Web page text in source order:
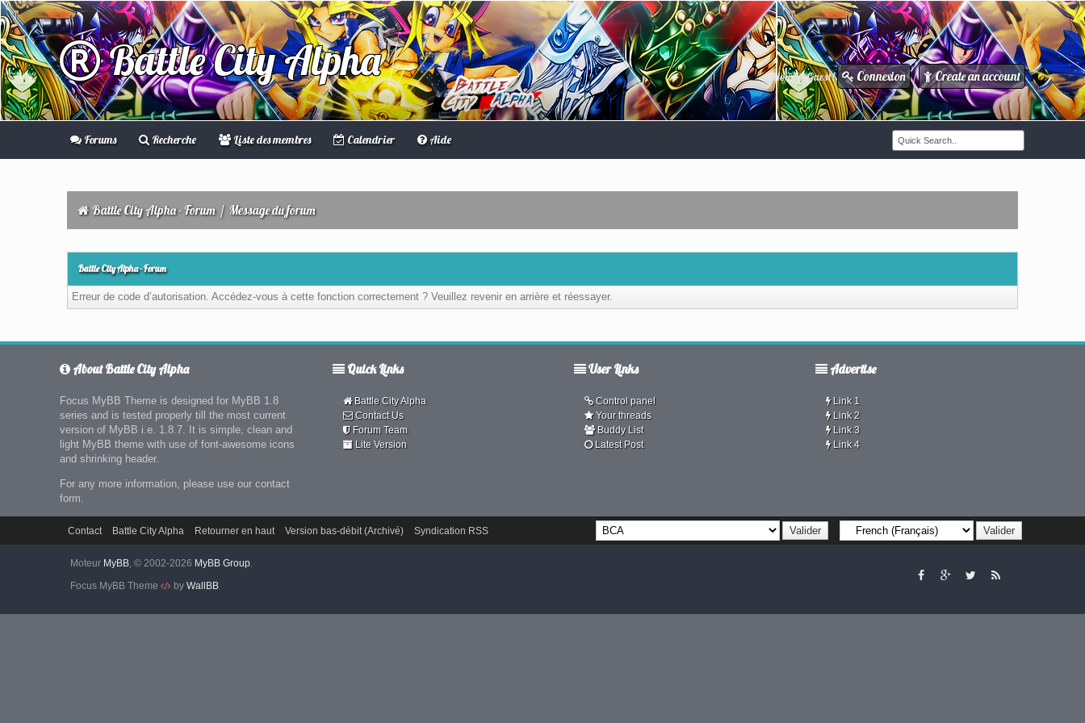
Battle City Alpha Howdy Guest! Connexion / Create an account
Forums Recherche Liste des membres Calendrier Aide
Battle City Alpha - Forum / Message du forum
Battle City Alpha - Forum
Erreur de code d’autorisation. Accédez-vous à cette fonction correctement ? Veuillez revenir en arrière et réessayer.
About Battle City Alpha
Focus MyBB Theme is designed for MyBB 1.8
series and is tested properly till the most current
version of MyBB i.e. 1.8.7. It is simple, clean and
light MyBB theme with use of font-awesome icons
and shrinking header.
For any more information, please use our contact
form.
Quick Links
Battle City Alpha
Contact Us
Forum Team
Lite Version
User Links
Control panel
Your threads
Buddy List
Latest Post
Advertise
Link 1
Link 2
Link 3
Link 4
Contact Battle City Alpha Retourner en haut Version bas-débit (Archivé) Syndication RSS
Moteur MyBB, © 2002-2026 MyBB Group.
Focus MyBB Theme
byWallBB